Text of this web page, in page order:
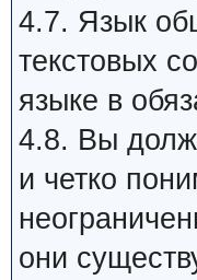
4.7. Язык
текстовых
языке в
4.8. Вы
и четко
они